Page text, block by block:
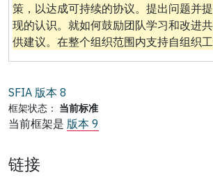
策，以达成可持续的协议。提出问题并
现的认识。就如何鼓励团队学习和改进
供建议。在整个组织范围内支持自组织工
SFIA 版本 8
框架状态： 当前标准
当前框架是 版本 9
链接